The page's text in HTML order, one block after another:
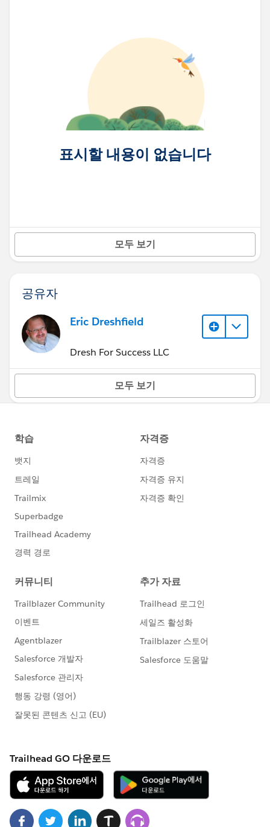
표시할 내용이 없습니다
모두 보기
공유자
Eric Dreshfield
Dresh For Success LLC
모두 보기